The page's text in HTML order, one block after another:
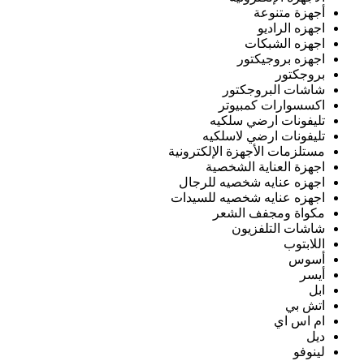
أجهزة متنوعة
اجهزه الراديو
اجهزه الشبكات
اجهزه بروجيكتور
بروجكتور
شاشات البروجكتور
اكسسوارات كمبيوتر
تليفونات ارضي سلكيه
تليفونات ارضي لاسلكيه
مستلزمات الأجهزة الإلكترونية
اجهزة العناية الشخصية
اجهزه عنايه شخصيه للرجال
اجهزه عنايه شخصيه للسيدات
مكواة ومجفف الشعر
شاشات التلفزيون
اللابتوب
أسوس
أيسر
ابل
اتش بي
ام اس اي
ديل
لينوفو